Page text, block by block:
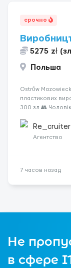
срочно
5275 zł
Польша
Ostrów
пластикових
300 зл 👥
житло — 400 зл.
Re_cruiter
Агентство
7 часов назад
Не
в сфере